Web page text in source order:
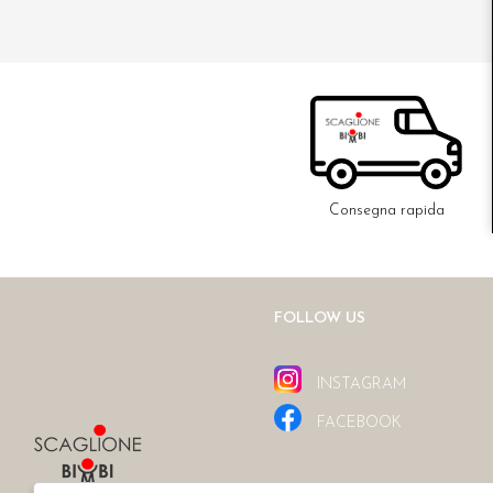
Consegna rapida
FOLLOW US
INSTAGRAM
FACEBOOK